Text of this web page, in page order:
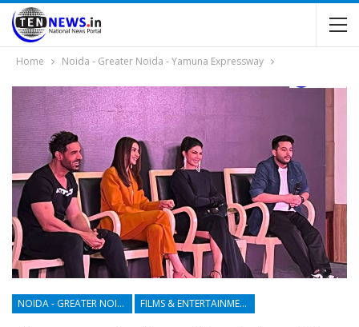
Home Noida - Greater Noida - Yamuna Expressway
NOIDA - GREATER NOIDA - YAMUNA EXPRESSWAY FILMS & ENTERTAINMENT